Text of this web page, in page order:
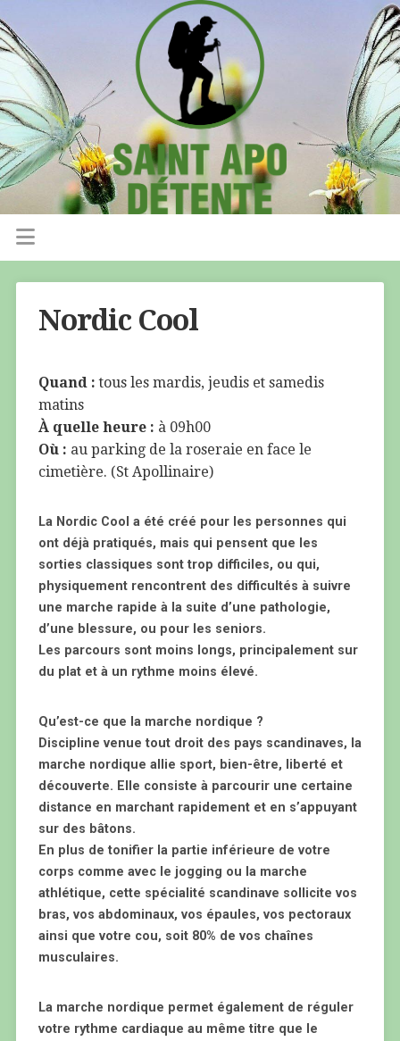
Nordic Cool
Quand : tous les mardis, jeudis et samedis
matins
À quelle heure : à 09h00
Où : au parking de la roseraie en face le
cimetière. (St Apollinaire)
La Nordic Cool a été créé pour les personnes qui
ont déjà pratiqués, mais qui pensent que les
sorties classiques sont trop difficiles, ou qui,
physiquement rencontrent des difficultés à suivre
une marche rapide à la suite d’une pathologie,
d’une blessure, ou pour les seniors.
Les parcours sont moins longs, principalement sur
du plat et à un rythme moins élevé.
Qu’est-ce que la marche nordique ?
Discipline venue tout droit des pays scandinaves, la
marche nordique allie sport, bien-être, liberté et
découverte. Elle consiste à parcourir une certaine
distance en marchant rapidement et en s’appuyant
sur des bâtons.
En plus de tonifier la partie inférieure de votre
corps comme avec le jogging ou la marche
athlétique, cette spécialité scandinave sollicite vos
bras, vos abdominaux, vos épaules, vos pectoraux
ainsi que votre cou, soit 80% de vos chaînes
musculaires.
La marche nordique permet également de réguler
votre rythme cardiaque au même titre que le